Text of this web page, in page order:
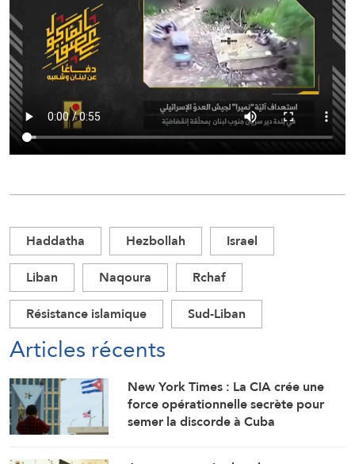
Haddatha Hezbollah
Israel
Liban
Naqoura
Rchaf
Résistance islamique
Sud-Liban
Articles récents
New York Times : La CIA crée une
force opérationnelle secrète pour
semer la discorde à Cuba